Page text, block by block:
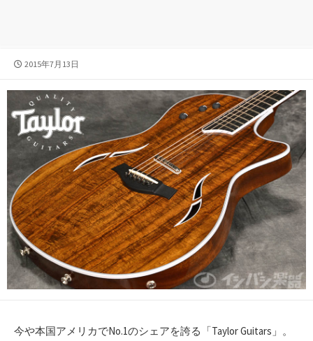
公
日
2015年7月13日
今や本国アメリカでNo.1のシェアを誇る「Taylor Guitars」。